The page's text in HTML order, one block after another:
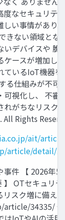
なセキュリテ
しい事情があり
きない領域とな
デバイスや 脆
ースが増加し
ているIoT機器
る仕組みが不可
視化し、 不審
がちなリスク
Rights
ait/
article/detail/
件 【 2026年5
OTセキュリテ
スク増に備える
34335/ →